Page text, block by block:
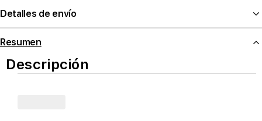
Detalles de envío
Resumen
Descripción